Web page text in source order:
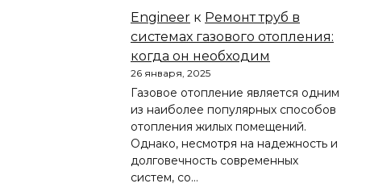
Engineer к Ремонт труб в
системах газового отопления:
когда он необходим
26 января, 2025
Газовое отопление является одним
из наиболее популярных способов
отопления жилых помещений.
Однако, несмотря на надежность и
долговечность современных
систем, со…